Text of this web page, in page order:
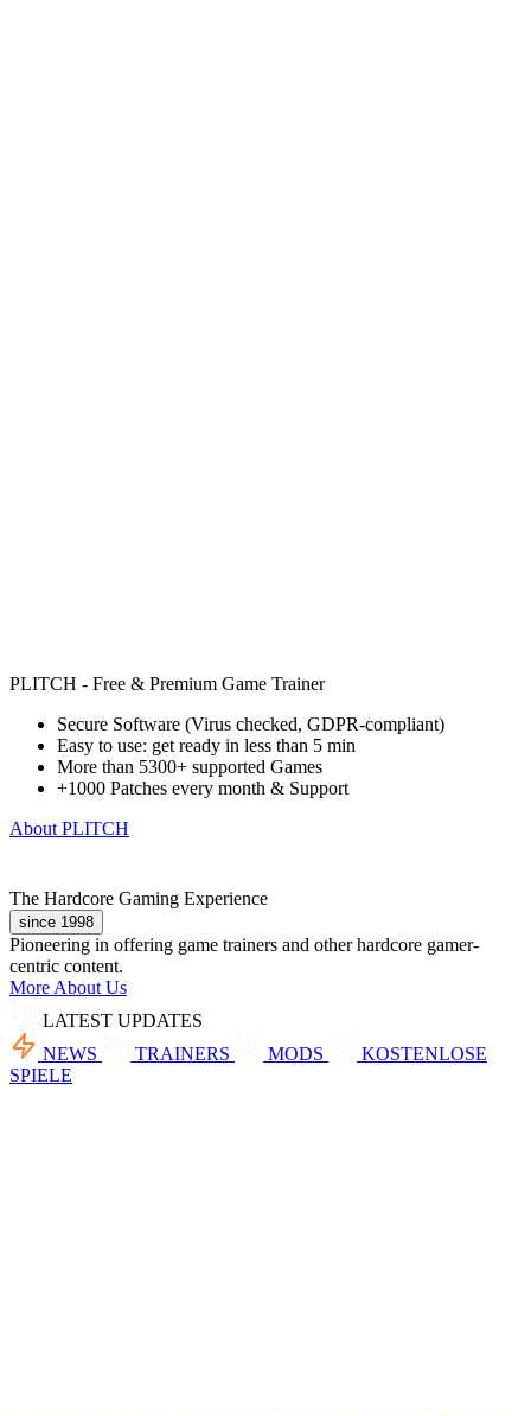
PLITCH - Free & Premium Game Trainer
Secure Software (Virus checked, GDPR-compliant)
Easy to use: get ready in less than 5 min
More than 5300+ supported Games
+1000 Patches every month & Support
About PLITCH
The Hardcore Gaming Experience
since 1998
Pioneering in offering game trainers and other hardcore gamer-
centric content.
More About Us
LATEST UPDATES
NEWS
TRAINERS MODS
KOSTENLOSE
SPIELE